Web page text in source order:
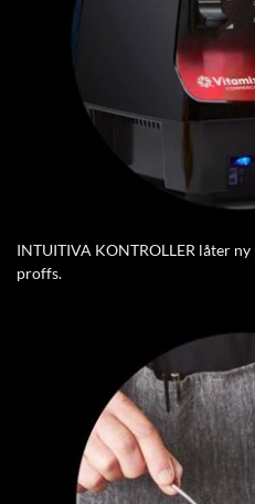
INTUITIVA KONTROLLER låter
proffs.